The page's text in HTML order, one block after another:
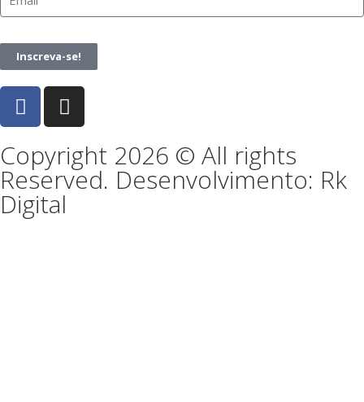
Inscreva-se!
Copyright 2026 © All rights
Reserved. Desenvolvimento: Rk
Digital